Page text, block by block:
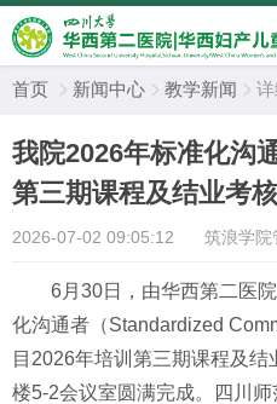
首页  新闻中心  教学新闻 
我院2026年标准化沟
第三期课程及结业考
2026-07-02 09:05:12 筑浪学院
6月30日，由华西第二医
化沟通者（Standardized
目2026年培训第三期课程及
楼5-2会议室圆满完成。四川